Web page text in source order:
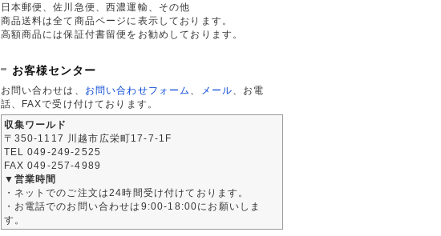
日本郵便、佐川急便、西濃運輸、その他
商品送料は全て商品ページに表示しております。
高額商品には保証付書留便をお勧めしております。
お客様センター
お問い合わせは、 お問い合わせフォーム メール 、お電
話、FAXで受け付けております。
収集ワールド
〒350-1117 川越市広栄町17-7-1F
TEL 049-249-2525
FAX 049-257-4989
▼営業時間
・ネットでのご注文は24時間受け付けております。
・お電話でのお問い合わせは9:00-18:00にお願いしま
す。